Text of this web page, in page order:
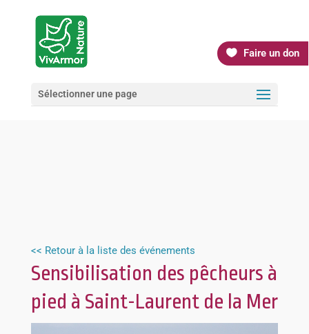
Faire un don
Sélectionner une page
<< Retour à la liste des événements
Sensibilisation des pêcheurs à
pied à Saint-Laurent de la Mer